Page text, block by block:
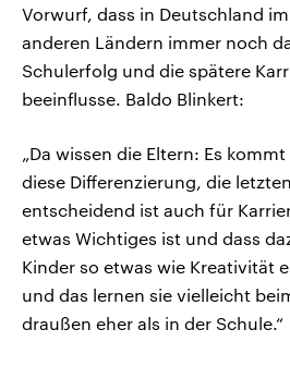
Vorwurf, dass in Deutschland
anderen Ländern immer noch
Schulerfolg und die spätere
beeinflusse. Baldo Blinkert:
„Da wissen die Eltern: Es
diese Differenzierung, die
entscheidend ist auch für
etwas Wichtiges ist und dass
Kinder so etwas wie Kreativität
und das lernen sie vielleicht
draußen eher als in der Schule.“